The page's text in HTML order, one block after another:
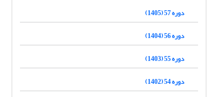
دوره 57 (1405)
دوره 56 (1404)
دوره 55 (1403)
دوره 54 (1402)